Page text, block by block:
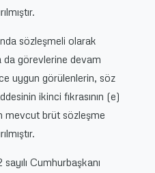
sözleşmeli olarak
da görevlerine devam
uygun görülenlerin, söz
ikinci fıkrasının (e)
mevcut brüt sözleşme
Cumhurbaşkanı